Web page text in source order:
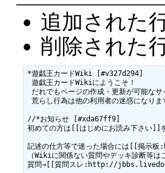
追加された
削除された
*遊戯王カードWiki [#v327d294]
遊戯王カードWikiにようこそ！
だれでもページの作成・更新が可能なサ
荒らし行為は他の利用者の迷惑になりま
//*お知らせ [#xda67ff9]
初めての方は[[はじめにお読み下さい]]
記述の仕方等で迷った場合には[[
（Wikiに関係ない質問やデッキ診断等は
質問→[[質問スレ:http://